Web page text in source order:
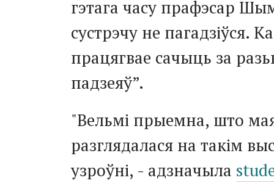
гэтага часу прафэсар
сустрэчу не пагадзіўся.
працягвае сачыць за
падзеяў”.
"Вельмі прыемна, што
разглядалася на такім
узроўні, - адзначыла